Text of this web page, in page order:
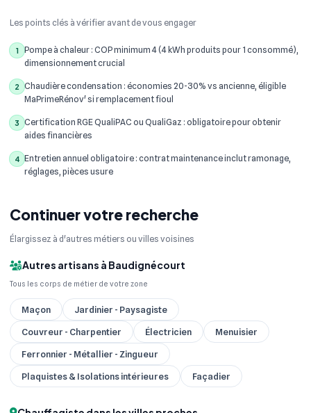
Les points clés à vérifier avant de vous engager
1
Pompe à chaleur : COP minimum 4 (4 kWh produits pour 1 consommé),
dimensionnement crucial
2
Chaudière condensation : économies 20-30% vs ancienne, éligible
MaPrimeRénov' si remplacement fioul
3
Certification RGE QualiPAC ou QualiGaz : obligatoire pour obtenir
aides financières
4 Entretien annuel obligatoire : contrat maintenance inclut ramonage,
réglages, pièces usure
Continuer votre recherche
Élargissez à d'autres métiers ou villes voisines
Autres artisans à Baudignécourt
Tous les corps de métier de votre zone
Maçon
Jardinier - Paysagiste
Couvreur - Charpentier
Électricien
Menuisier
Ferronnier - Métallier - Zingueur
Plaquistes & Isolations intérieures
Façadier